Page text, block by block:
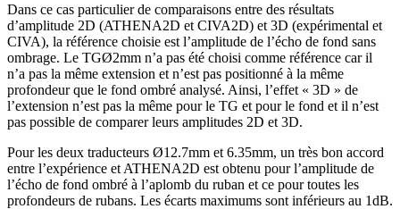
Dans ce cas particulier de comparaisons entre des résultats
d’amplitude 2D (ATHENA2D et CIVA2D) et 3D (expérimental et
CIVA), la référence choisie est l’amplitude de l’écho de fond sans
ombrage. Le TGØ2mm n’a pas été choisi comme référence car il
n’a pas la même extension et n’est pas positionné à la même
profondeur que le fond ombré analysé. Ainsi, l’effet « 3D » de
l’extension n’est pas la même pour le TG et pour le fond et il n’est
pas possible de comparer leurs amplitudes 2D et 3D.
Pour les deux traducteurs Ø12.7mm et 6.35mm, un très bon accord
entre l’expérience et ATHENA2D est obtenu pour l’amplitude de
l’écho de fond ombré à l’aplomb du ruban et ce pour toutes les
profondeurs de rubans. Les écarts maximums sont inférieurs au 1dB.